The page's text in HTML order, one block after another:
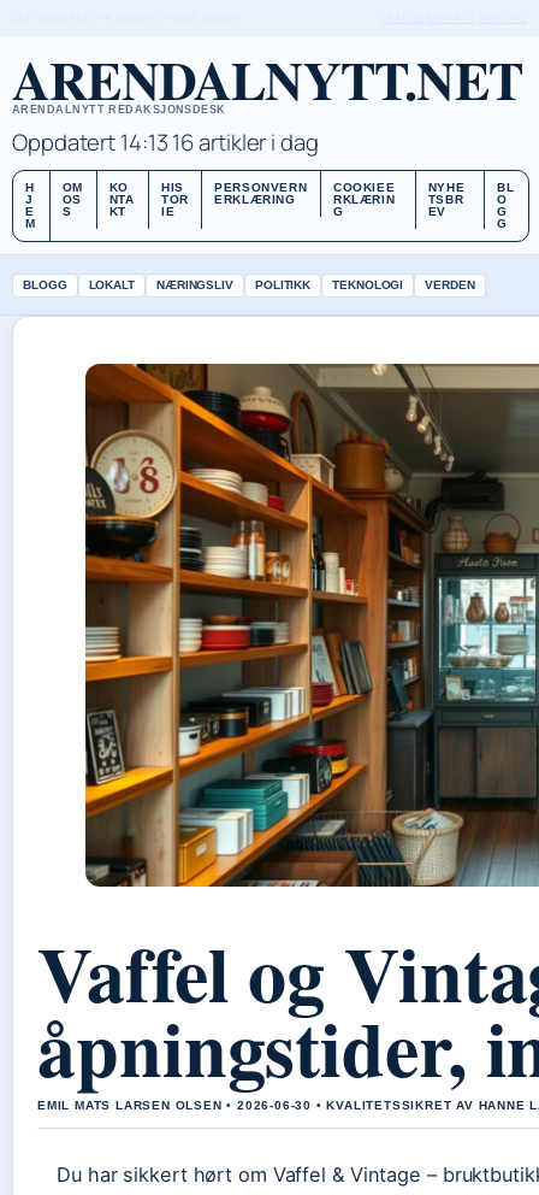
ARENDALNYTT.NET
ARENDALNYTT REDAKSJONSDESK
Oppdatert 14:1316 artikler i dag
H
J
E
M
OM
OS
S
KO
NTA
KT
HIS
TOR
IE
PERSONVERN
ERKLÆRING
COOKIEE
RKLÆRIN
G
NYHE
TSBR
EV
BL
O
G
G
BLOGG LOKALT NÆRINGSLIV POLITIKK TEKNOLOGI VERDEN
Vaffel og
åpningstider,
EMIL MATS LARSEN OLSEN • 2026-06-30 • KVALITETSSIKRET AV HANNE
Du har sikkert hørt om Vaffel & Vintage –